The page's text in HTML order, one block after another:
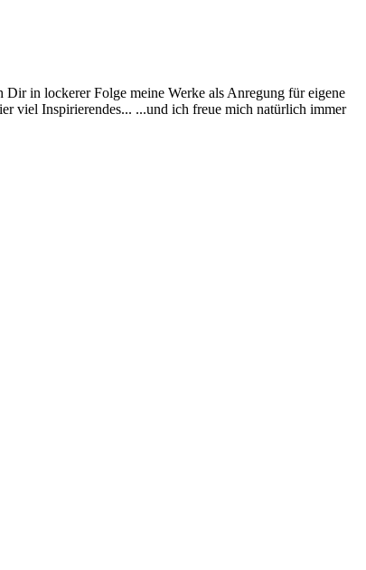
in lockerer Folge meine Werke als Anregung für eigene
viel Inspirierendes... ...und ich freue mich natürlich immer